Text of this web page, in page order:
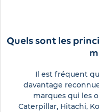
Quels sont les
Il est fréquent
davantage
marques qui les
Caterpillar, Hitachi,